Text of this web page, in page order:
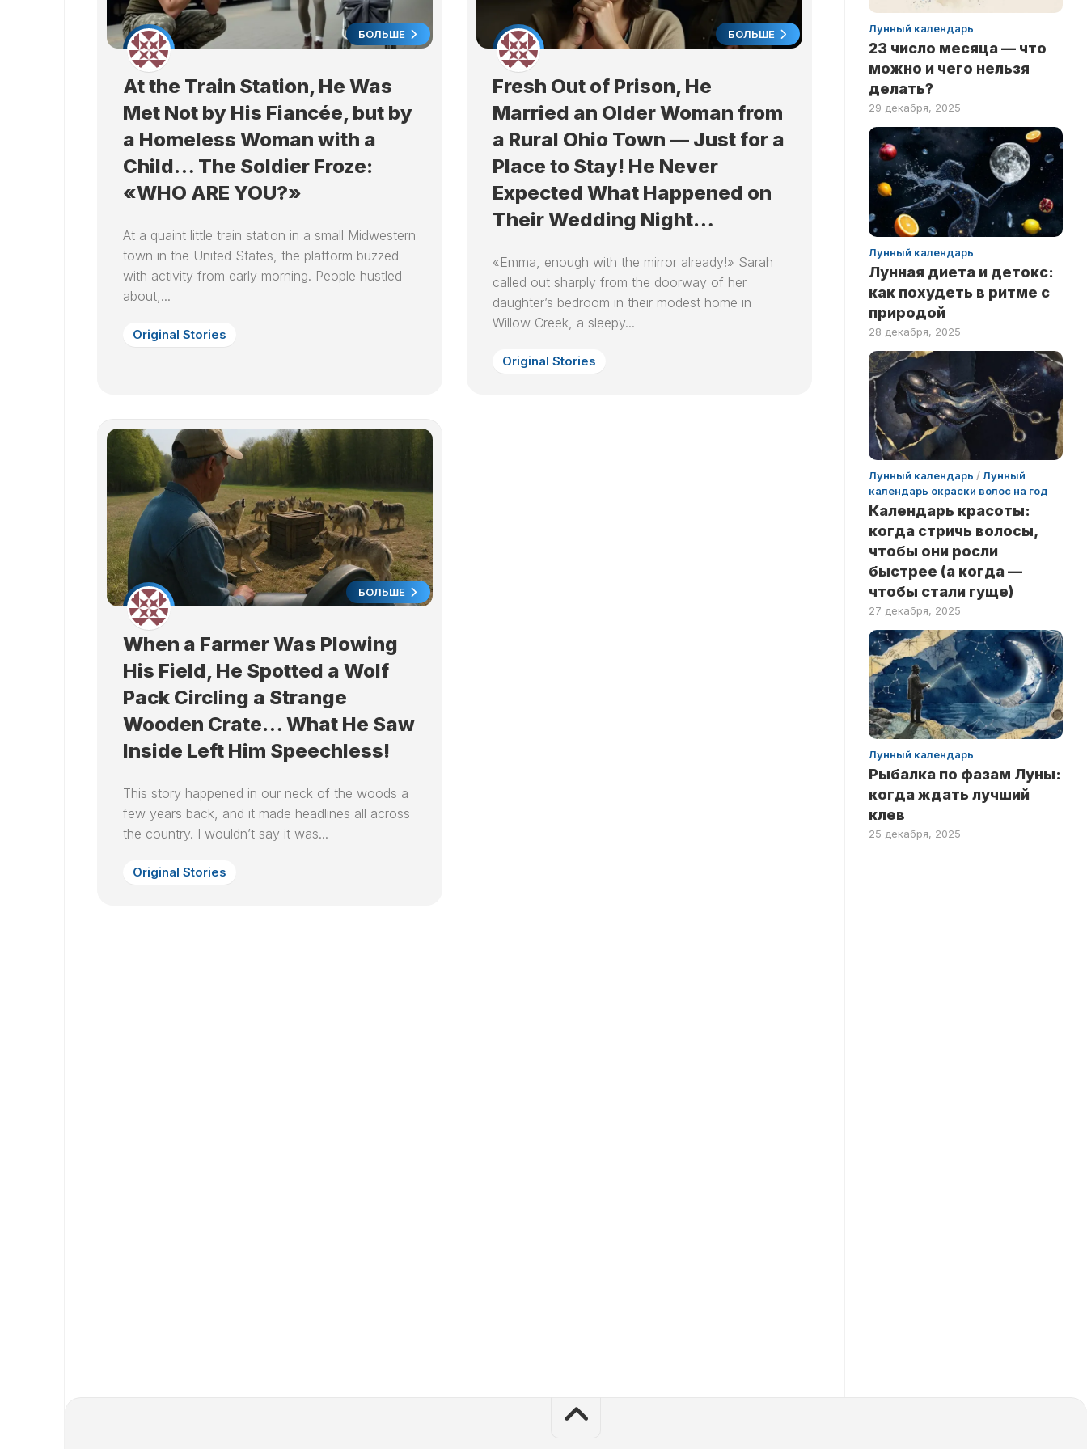
ЛУННЫЙ
ДЕНЬ
ДЕНЬ
25
ЛУННЫЙ
ДЕНЬ
26
27
ЛУННЫЙ
ДЕНЬ
ЛУННЫЙ
БОЛЬШЕ
At the Train Station, He Was
Met Not by His Fiancée, but by
a Homeless Woman with a
Child… The Soldier Froze:
«WHO ARE YOU?»
At a quaint little train station in a small Midwestern
town in the United States, the platform buzzed
with activity from early morning. People hustled
about,...
Original Stories
БОЛЬШЕ
Fresh Out of Prison, He
Married an Older Woman from
a Rural Ohio Town — Just for a
Place to Stay! He Never
Expected What Happened on
Their Wedding Night…
«Emma, enough with the mirror already!» Sarah
called out sharply from the doorway of her
daughter’s bedroom in their modest home in
Willow Creek, a sleepy...
Original Stories
БОЛЬШЕ
When a Farmer Was Plowing
His Field, He Spotted a Wolf
Pack Circling a Strange
Wooden Crate… What He Saw
Inside Left Him Speechless!
This story happened in our neck of the woods a
few years back, and it made headlines all across
the country. I wouldn’t say it was...
Original Stories
Лунный календарь
23 число месяца — что
можно и чего нельзя
делать?
29 декабря, 2025
Лунный календарь
Лунная диета и детокс:
как похудеть в ритме с
природой
28 декабря, 2025
Лунный календарь /Лунный
календарь окраски волос на год
Календарь красоты:
когда стричь волосы,
чтобы они росли
быстрее (а когда —
чтобы стали гуще)
27 декабря, 2025
Лунный календарь
Рыбалка по фазам Луны:
когда ждать лучший
клев
25 декабря, 2025